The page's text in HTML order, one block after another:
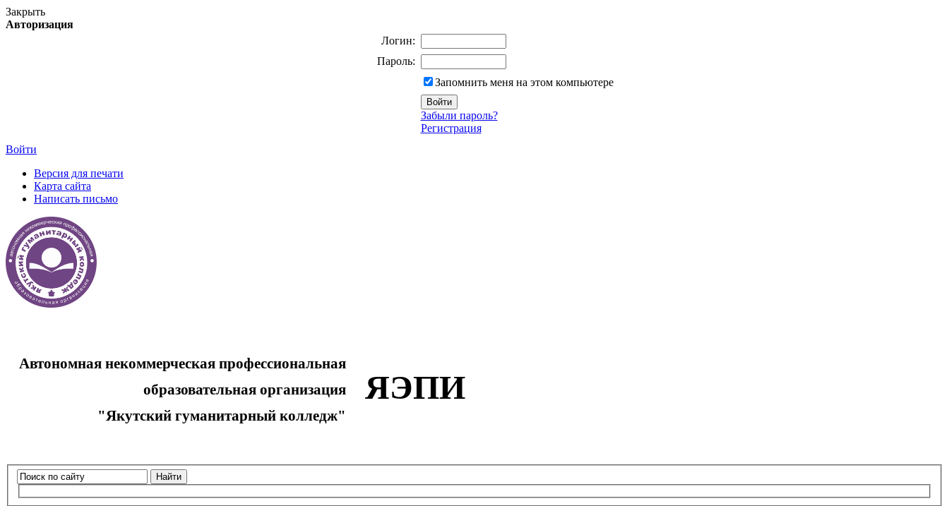
Закрыть
Авторизация
Логин:
Пароль:
Запомнить меня на этом компьютере
Забыли пароль?
Регистрация
Войти
Версия для печати
Карта сайта
Написать письмо
Автономная некоммерческая профессиональная
образовательная организация
"Якутский гуманитарный колледж"
ЯЭПИ
Найти